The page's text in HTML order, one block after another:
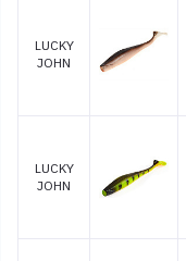
LUCKY
JOHN
LUCKY
JOHN